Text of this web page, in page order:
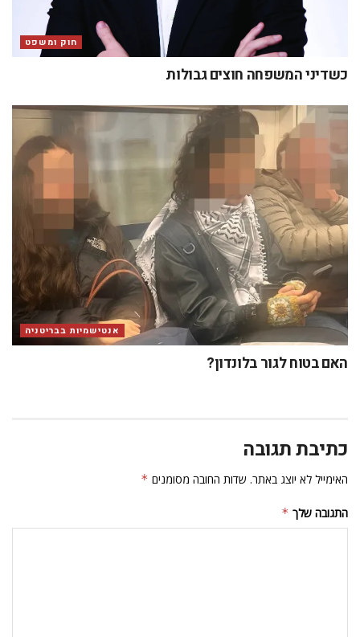
חוק ומשפט
כשדיני המשפחה חוצים גבולות
אנטישמיות בבריטניה
האם בטוח לגור בלונדון?
כתיבת תגובה
האימייל לא יוצג באתר. שדות החובה מסומנים *
התגובה שלך *